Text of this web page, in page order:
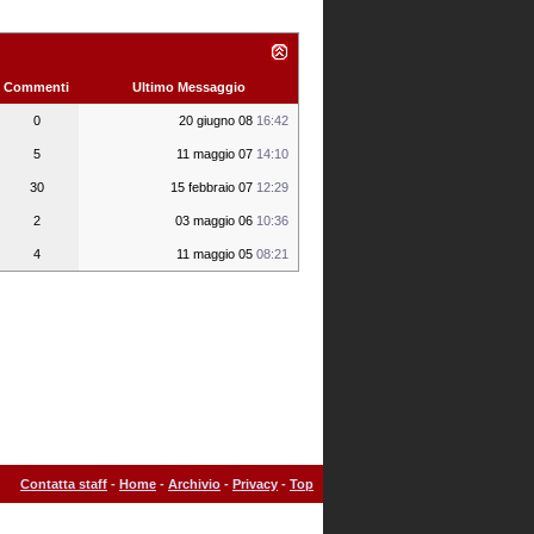
Commenti Ultimo Messaggio
0 20 giugno 08 16:42
5 11 maggio 07 14:10
30 15 febbraio 07 12:29
2 03 maggio 06 10:36
4 11 maggio 05 08:21
Contatta staff - Home - Archivio - Privacy - Top